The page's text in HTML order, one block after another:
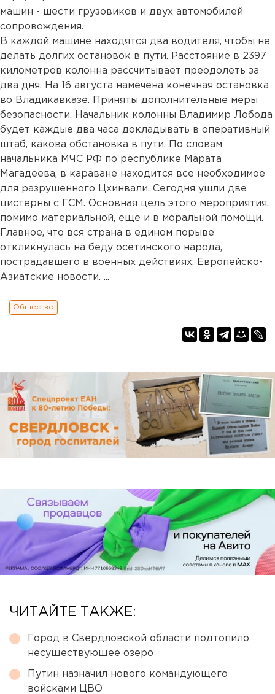
машин - шести грузовиков и двух автомобилей
сопровождения.
В каждой машине находятся два водителя, чтобы не
делать долгих остановок в пути. Расстояние в 2397
километров колонна рассчитывает преодолеть за
два дня. На 16 августа намечена конечная остановка
во Владикавказе. Приняты дополнительные меры
безопасности. Начальник колонны Владимир Лобода
будет каждые два часа докладывать в оперативный
штаб, какова обстановка в пути. По словам
начальника МЧС РФ по республике Марата
Магадеева, в караване находится все необходимое
для разрушенного Цхинвали. Сегодня ушли две
цистерны с ГСМ. Основная цель этого мероприятия,
помимо материальной, еще и в моральной помощи.
Главное, что вся страна в едином порыве
откликнулась на беду осетинского народа,
пострадавшего в военных действиях. Европейско-
Азиатские новости. ...
Общество
ЧИТАЙТЕ ТАКЖЕ:
Город в Свердловской области подтопило
несуществующее озеро
Путин назначил нового командующего
войсками ЦВО